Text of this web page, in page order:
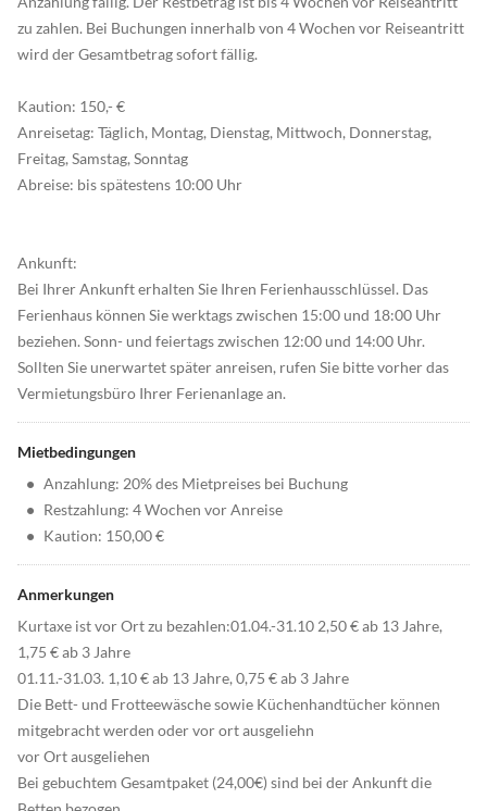
zu zahlen. Bei Buchungen innerhalb von 4 Wochen vor Reiseantritt
wird der Gesamtbetrag sofort fällig.
Kaution: 150,- €
Anreisetag: Täglich, Montag, Dienstag, Mittwoch, Donnerstag,
Freitag, Samstag, Sonntag
Abreise: bis spätestens 10:00 Uhr
Ankunft:
Bei Ihrer Ankunft erhalten Sie Ihren Ferienhausschlüssel. Das
Ferienhaus können Sie werktags zwischen 15:00 und 18:00 Uhr
beziehen. Sonn- und feiertags zwischen 12:00 und 14:00 Uhr.
Sollten Sie unerwartet später anreisen, rufen Sie bitte vorher das
Vermietungsbüro Ihrer Ferienanlage an.
Mietbedingungen
• Anzahlung: 20% des Mietpreises bei Buchung
• Restzahlung: 4 Wochen vor Anreise
• Kaution: 150,00 €
Anmerkungen
Kurtaxe ist vor Ort zu bezahlen:01.04.-31.10 2,50 € ab 13 Jahre,
1,75 € ab 3 Jahre
01.11.-31.03. 1,10 € ab 13 Jahre, 0,75 € ab 3 Jahre
Die Bett- und Frotteewäsche sowie Küchenhandtücher können
mitgebracht werden oder vor ort ausgeliehn
vor Ort ausgeliehen
Bei gebuchtem Gesamtpaket (24,00€) sind bei der Ankunft die